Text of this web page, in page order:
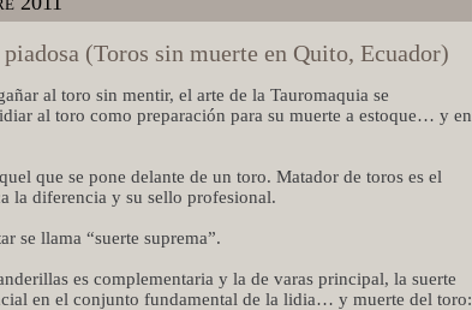
(Toros sin muerte en Quito, Ecuador)
al toro sin mentir, el arte de la Tauromaquia se
al toro como preparación para su muerte a estoque… y en
que se pone delante de un toro. Matador de toros es el
la diferencia y su sello profesional.
se llama “suerte suprema”.
es complementaria y la de varas principal, la suerte
en el conjunto fundamental de la lidia… y muerte del toro: